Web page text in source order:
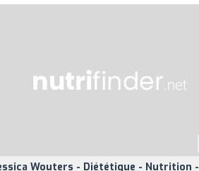
Wouters - Diététique - Nutrition -